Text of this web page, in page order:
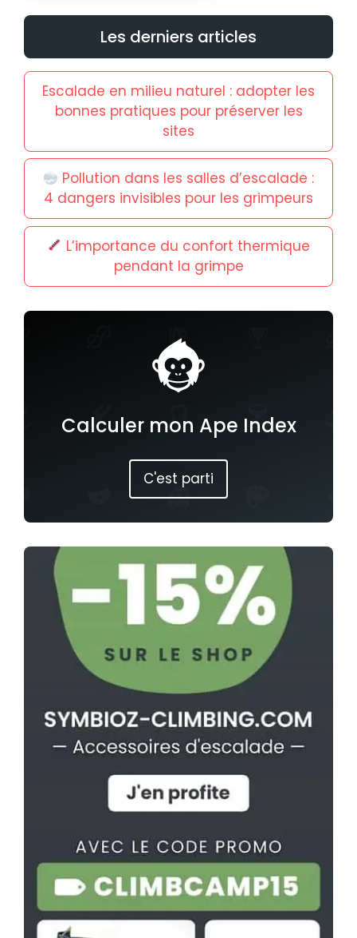
Les derniers articles
Escalade en milieu naturel : adopter les
bonnes pratiques pour préserver les
sites
Pollution dans les salles d’escalade :
4 dangers invisibles pour les grimpeurs
L’importance du confort thermique
pendant la grimpe
Calculer mon Ape Index
C'est parti